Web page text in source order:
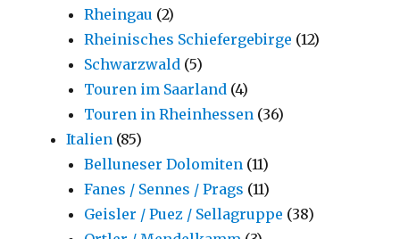
Rheingau (2)
Rheinisches Schiefergebirge (12)
Schwarzwald (5)
Touren im Saarland (4)
Touren in Rheinhessen (36)
Italien (85)
Belluneser Dolomiten (11)
Fanes / Sennes / Prags (11)
Geisler / Puez / Sellagruppe (38)